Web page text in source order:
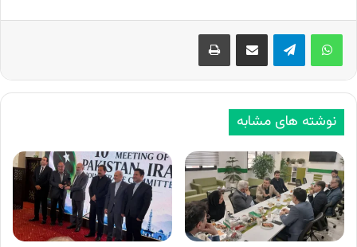
اشتراک گذاری از طریق ایمیل چاپ
نوشته های مشابه